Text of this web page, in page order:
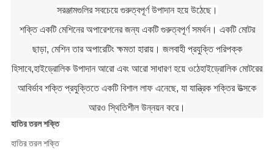
সরঞ্জামগুলির সবচেয়ে গুরুত্বপূর্ণ উপাদান হয়ে উঠেছে।
শক্তি একটি মেশিনের অপারেশনের জন্য একটি গুরুত্বপূর্ণ সমর্থন। একটি মোটর
ছাড়া, মেশিন তার অপারেটিং ক্ষমতা হারায়। জলবাহী প্রযুক্তি পরিপক্ক
হিসাবে,হাইড্রোলিক উপাদান আরো এবং আরো সাধারণ হয়ে ওঠেহাইড্রোলিক মোটরের
আবির্ভাব শক্তি প্রযুক্তিতে একটি বিশাল লাফ এনেছে, যা যান্ত্রিক শক্তির উত্সকে
আরও স্থিতিশীল উন্নয়ন করে।
হাতির তরল শক্তি
হাতির তরল শক্তি